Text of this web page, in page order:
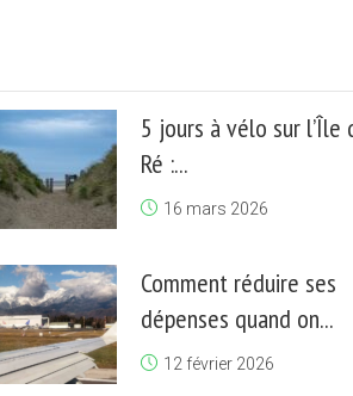
5 jours à vélo sur l’Île
Ré :...
16 mars 2026
Comment réduire ses
dépenses quand on...
12 février 2026